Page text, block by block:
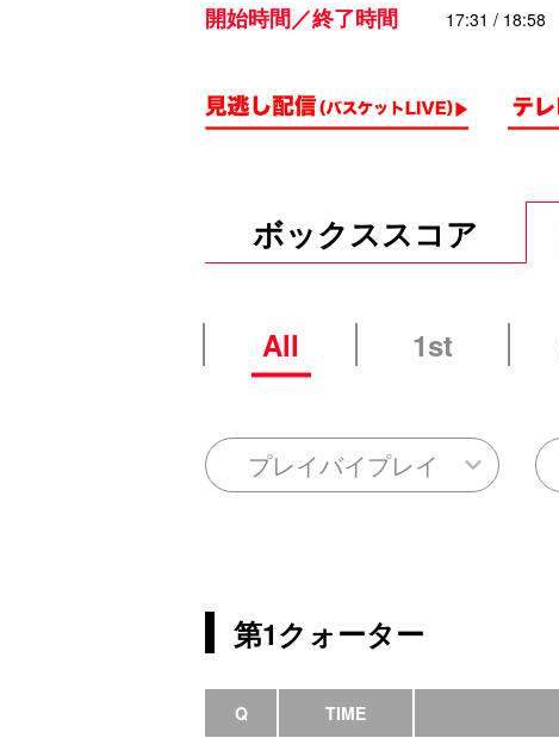
開始時間／終了時間 17:31 / 18:58
ボックススコア
All 1st
プレイバイプレイ
第1クォーター
Q TIME